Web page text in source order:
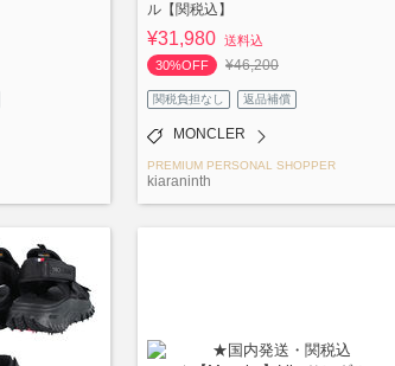
ル【関税込】
¥31,980 送料込
30%OFF
¥46,200
関税負担なし 返品補償
MONCLER
PREMIUM PERSONAL SHOPPER
kiaraninth